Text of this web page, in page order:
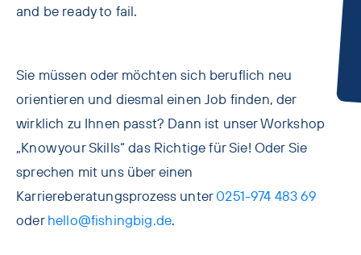
and be ready to fail.
Sie müssen oder möchten sich beruflich neu
orientieren und diesmal einen Job finden, der
wirklich zu Ihnen passt? Dann ist unser Workshop
„Know your Skills“ das Richtige für Sie! Oder Sie
sprechen mit uns über einen
Karriereberatungsprozess unter0251-974 483 69
oderhello@fishingbig.de.